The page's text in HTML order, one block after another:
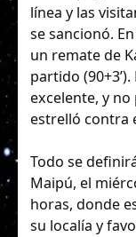
línea y las
se sancionó.
un remate de
partido
excelente, y
estrelló contra
Todo se
Maipú, el
horas, donde
su localía y